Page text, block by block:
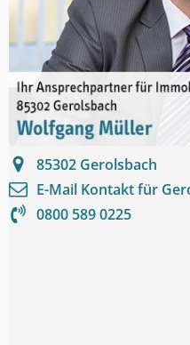
85302 Gerolsbach
E-Mail Kontakt für
0800 589 0225